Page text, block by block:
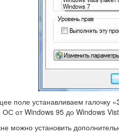
поле устанавливаем галочку «
от Windows 95 до Windows
можно установить